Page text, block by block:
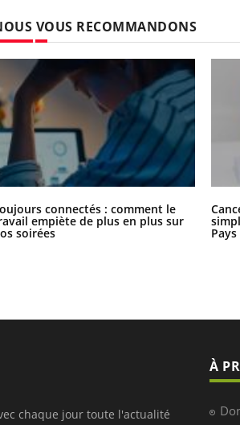
VOUS RECOMMANDONS
connectés : comment le
empiète de plus en plus sur
soirées
chaque jour toute l'actualité
À